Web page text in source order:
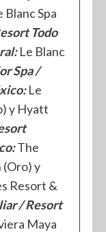
Blanc Spa
Todo
Le Blanc
Spa /
Le
y Hyatt
The
(Oro) y
Resort &
/ Resort
Maya